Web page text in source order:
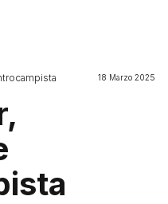
18 Marzo 2025